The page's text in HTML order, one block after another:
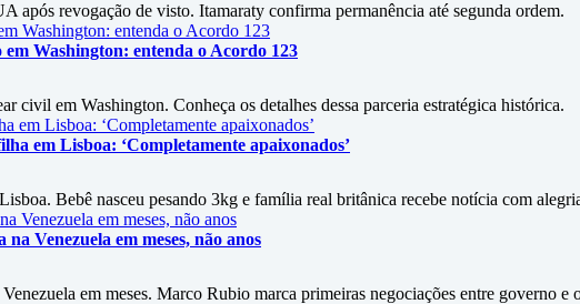
após revogação de visto. Itamaraty confirma permanência até segunda ordem.
Washington: entenda o Acordo 123
civil em Washington. Conheça os detalhes dessa parceria estratégica histórica.
em Lisboa: ‘Completamente apaixonados’
Bebê nasceu pesando 3kg e família real britânica recebe notícia com
Venezuela em meses, não anos
em meses. Marco Rubio marca primeiras negociações entre governo e